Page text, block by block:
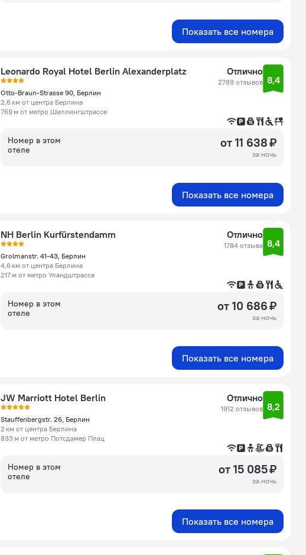
Показать все номера
Leonardo Royal Hotel Berlin Alexanderplatz
Otto-Braun-Strasse 90, Берлин
2,6 км от центра Берлина
769 м от метро Шиллингштрассе
Отлично
2789 отзывов 8,4
Номер в этом
отеле
от 11 638 ₽
за ночь
Показать все номера
NH Berlin Kurfürstendamm
Grolmanstr. 41-43, Берлин
4,6 км от центра Берлина
217 м от метро Уландштрассе
Отлично
1784 отзыва 8,4
Номер в этом
отеле
от 10 686 ₽
за ночь
Показать все номера
JW Marriott Hotel Berlin
Stauffenbergstr. 26, Берлин
2 км от центра Берлина
833 м от метро Потсдамер Плац
Отлично
1912 отзывов 8,2
Номер в этом
отеле
от 15 085 ₽
за ночь
Показать все номера